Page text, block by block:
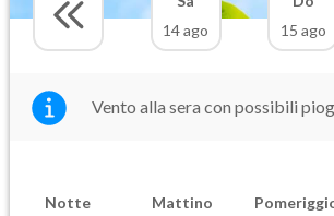
14 ago
15 ago
Vento alla sera con possibili
Notte Mattino